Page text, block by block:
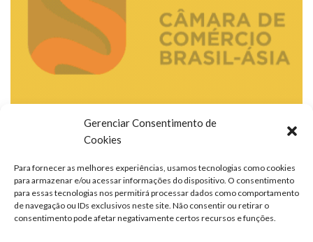
Gerenciar Consentimento de
Cookies
Para fornecer as melhores experiências, usamos tecnologias como cookies
para armazenar e/ou acessar informações do dispositivo. O consentimento
para essas tecnologias nos permitirá processar dados como comportamento
de navegação ou IDs exclusivos neste site. Não consentir ou retirar o
consentimento pode afetar negativamente certos recursos e funções.